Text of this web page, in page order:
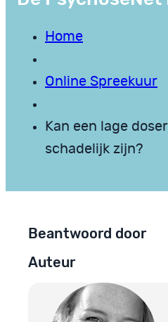
Home
Online Spreekuur
Kan een lage
schadelijk zijn?
Beantwoord door
Auteur